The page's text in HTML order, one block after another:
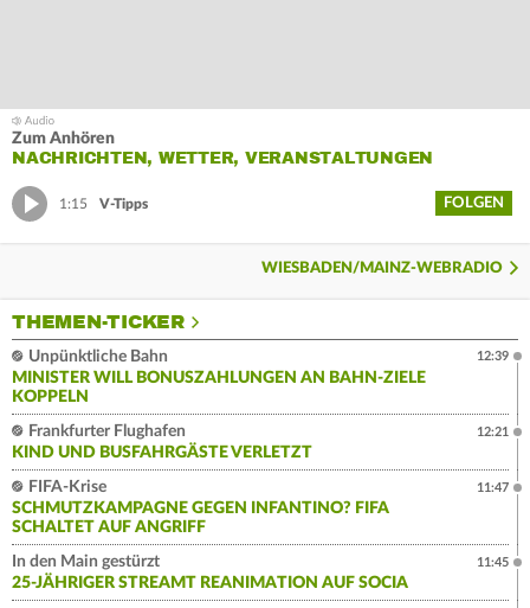
Zum Anhören
NACHRICHTEN, WETTER, VERANSTALTUNGEN
1:15 V-Tipps FOLGEN
WIESBADEN/MAINZ-WEBRADIO
THEMEN-TICKER
Unpünktliche Bahn
MINISTER WILL BONUSZAHLUNGEN AN BAHN-ZIELE
KOPPELN
12:39
Frankfurter Flughafen
KIND UND BUSFAHRGÄSTE VERLETZT
12:21
FIFA-Krise
SCHMUTZKAMPAGNE GEGEN INFANTINO? FIFA
SCHALTET AUF ANGRIFF
11:47
In den Main gestürzt
25-JÄHRIGER STREAMT REANIMATION AUF SOCIA
11:45